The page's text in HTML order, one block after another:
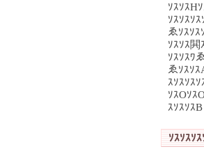
ｿｽｿｽH
ｿｽｿｽｿ
ゑｿｽｿｽ
ｿｽｿｽ閧
ｿｽｿｽﾜ
ゑｿｽｿｽ
ｽｿｽｿｽ
ｿｽOｿｽ
ｽｿｽｿｽB
ｿｽｿｽｿ